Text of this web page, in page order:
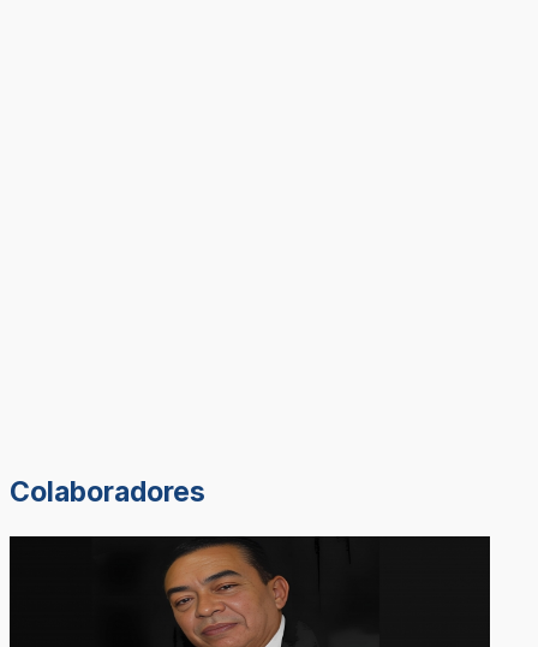
Colaboradores